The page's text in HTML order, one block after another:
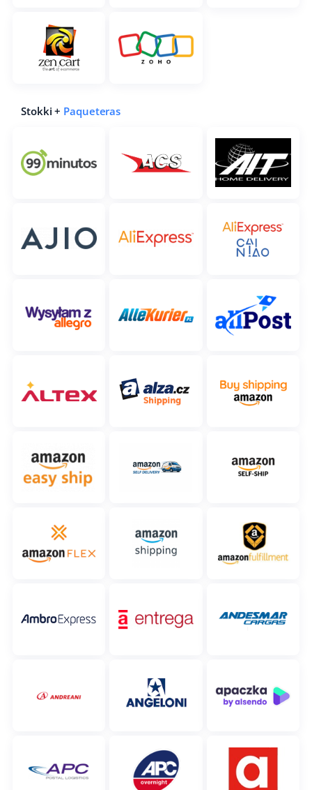
Stokki + Paqueteras